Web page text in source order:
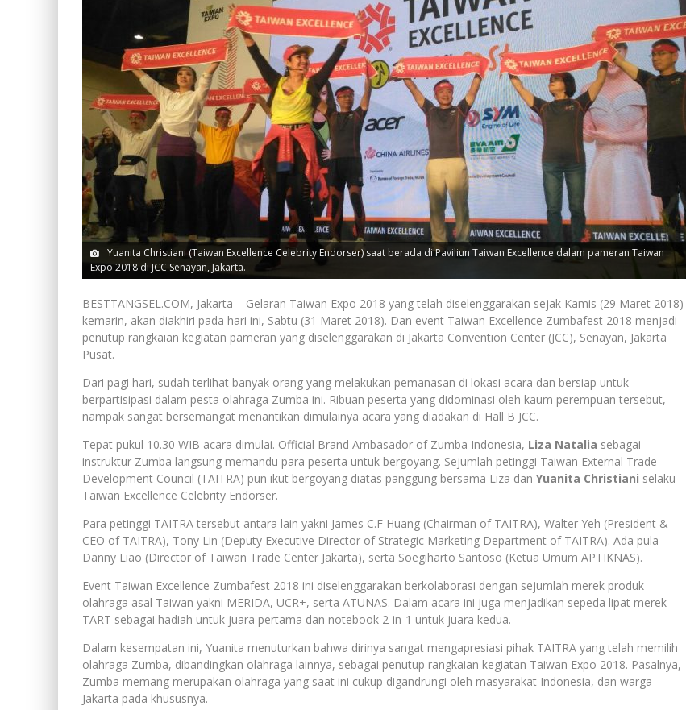
Yuanita Christiani (Taiwan Excellence Celebrity Endorser) saat berada di Paviliun Taiwan Excellence dalam pameran Taiwan
Expo 2018 di JCC Senayan, Jakarta.
BESTTANGSEL.COM, Jakarta – Gelaran Taiwan Expo 2018 yang telah diselenggarakan sejak Kamis (29 Maret 2018)
kemarin, akan diakhiri pada hari ini, Sabtu (31 Maret 2018). Dan event Taiwan Excellence Zumbafest 2018 menjadi
penutup rangkaian kegiatan pameran yang diselenggarakan di Jakarta Convention Center (JCC), Senayan, Jakarta
Pusat.
Dari pagi hari, sudah terlihat banyak orang yang melakukan pemanasan di lokasi acara dan bersiap untuk
berpartisipasi dalam pesta olahraga Zumba ini. Ribuan peserta yang didominasi oleh kaum perempuan tersebut,
nampak sangat bersemangat menantikan dimulainya acara yang diadakan di Hall B JCC.
Tepat pukul 10.30 WIB acara dimulai. Official Brand Ambasador of Zumba Indonesia, Liza Natalia sebagai
instruktur Zumba langsung memandu para peserta untuk bergoyang. Sejumlah petinggi Taiwan External Trade
Development Council (TAITRA) pun ikut bergoyang diatas panggung bersama Liza dan Yuanita Christiani selaku
Taiwan Excellence Celebrity Endorser.
Para petinggi TAITRA tersebut antara lain yakni James C.F Huang (Chairman of TAITRA), Walter Yeh (President &
CEO of TAITRA), Tony Lin (Deputy Executive Director of Strategic Marketing Department of TAITRA). Ada pula
Danny Liao (Director of Taiwan Trade Center Jakarta), serta Soegiharto Santoso (Ketua Umum APTIKNAS).
Event Taiwan Excellence Zumbafest 2018 ini diselenggarakan berkolaborasi dengan sejumlah merek produk
olahraga asal Taiwan yakni MERIDA, UCR+, serta ATUNAS. Dalam acara ini juga menjadikan sepeda lipat merek
TART sebagai hadiah untuk juara pertama dan notebook 2-in-1 untuk juara kedua.
Dalam kesempatan ini, Yuanita menuturkan bahwa dirinya sangat mengapresiasi pihak TAITRA yang telah memilih
olahraga Zumba, dibandingkan olahraga lainnya, sebagai penutup rangkaian kegiatan Taiwan Expo 2018. Pasalnya,
Zumba memang merupakan olahraga yang saat ini cukup digandrungi oleh masyarakat Indonesia, dan warga
Jakarta pada khususnya.